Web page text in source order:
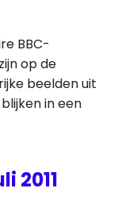
BBC-
op de
beelden uit
in een
2011